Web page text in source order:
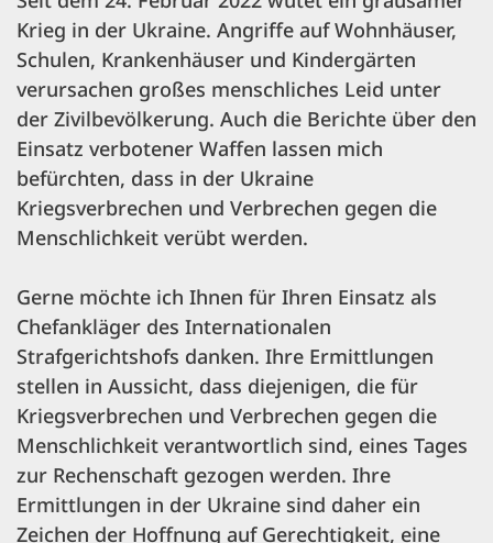
Krieg in der Ukraine. Angriffe auf Wohnhäuser,
Schulen, Krankenhäuser und Kindergärten
verursachen großes menschliches Leid unter
der Zivilbevölkerung. Auch die Berichte über den
Einsatz verbotener Waffen lassen mich
befürchten, dass in der Ukraine
Kriegsverbrechen und Verbrechen gegen die
Menschlichkeit verübt werden.
Gerne möchte ich Ihnen für Ihren Einsatz als
Chefankläger des Internationalen
Strafgerichtshofs danken. Ihre Ermittlungen
stellen in Aussicht, dass diejenigen, die für
Kriegsverbrechen und Verbrechen gegen die
Menschlichkeit verantwortlich sind, eines Tages
zur Rechenschaft gezogen werden. Ihre
Ermittlungen in der Ukraine sind daher ein
Zeichen der Hoffnung auf Gerechtigkeit, eine